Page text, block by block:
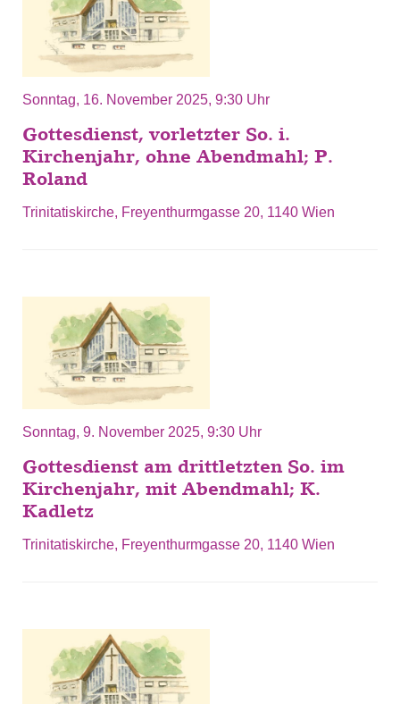
Sonntag, 16. November 2025, 9:30 Uhr
Gottesdienst, vorletzter So. i.
Kirchenjahr, ohne Abendmahl; P.
Roland
Trinitatiskirche, Freyenthurmgasse 20, 1140 Wien
Sonntag, 9. November 2025, 9:30 Uhr
Gottesdienst am drittletzten So. im
Kirchenjahr, mit Abendmahl; K.
Kadletz
Trinitatiskirche, Freyenthurmgasse 20, 1140 Wien